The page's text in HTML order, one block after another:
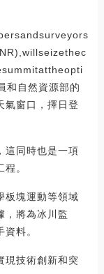
和自然資源部的
氣窗口，擇日登
這同時也是一項
。
板塊運動等領域
，將為冰川監
料。
現技術創新和突